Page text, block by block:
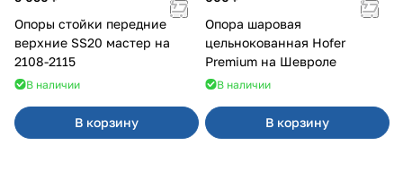
Опоры стойки передние
верхние SS20 мастер на
2108-2115
В наличии
В корзину
Опора шаровая
цельнокованная Hofer
Premium на Шевроле
В наличии
В корзину